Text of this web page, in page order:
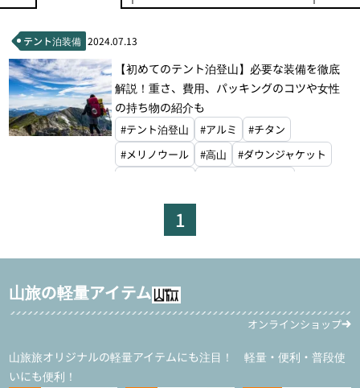
テント泊装備 2024.07.13
【初めてのテント泊登山】必要な装備を徹底
解説！重さ、費用、パッキングのコツや女性
の持ち物の紹介も
#テント泊登山 #アルミ
#チタン
#メリノウール
#高山
#ダウンジャケット
#レインパンツ
#アタックザック
#クローズドセルマット
#ボトルホルダー
#スマホホルダー
#ドライバッグ
1
山旅の軽量アイテム
オンラインショップ
山旅旅オリジナルの軽量アイテムにも注目！ 軽量・便利・普段使
いにも便利！